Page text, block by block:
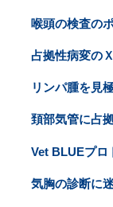
喉頭の検査の
占拠性病変の
リンパ腫を見
頚部気管に占
Vet BLUEプロ
気胸の診断に